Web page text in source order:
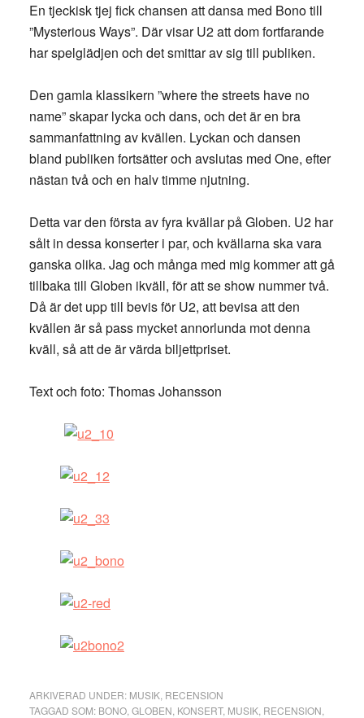
En tjeckisk tjej fick chansen att dansa med Bono till
”Mysterious Ways”. Där visar U2 att dom fortfarande
har spelglädjen och det smittar av sig till publiken.
Den gamla klassikern ”where the streets have no
name” skapar lycka och dans, och det är en bra
sammanfattning av kvällen. Lyckan och dansen
bland publiken fortsätter och avslutas med One, efter
nästan två och en halv timme njutning.
Detta var den första av fyra kvällar på Globen. U2 har
sålt in dessa konserter i par, och kvällarna ska vara
ganska olika. Jag och många med mig kommer att gå
tillbaka till Globen ikväll, för att se show nummer två.
Då är det upp till bevis för U2, att bevisa att den
kvällen är så pass mycket annorlunda mot denna
kväll, så att de är värda biljettpriset.
Text och foto: Thomas Johansson
ARKIVERAD UNDER: MUSIK, RECENSION
TAGGAD SOM: BONO, GLOBEN KONSERT, MUSIK, RECENSION